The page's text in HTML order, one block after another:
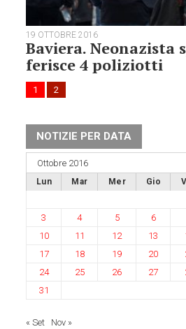
19 OTTOBRE 2016
Baviera. Neonazista
ferisce 4 poliziotti
1 2
NOTIZIE PER DATA
Ottobre 2016
Lun Mar Mer Gio
3
4 5 6
10
11 12 13
17
18 19 20
24
25 26 27
31
« Set Nov »